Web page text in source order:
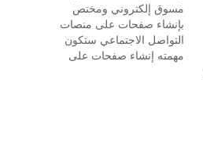
مسوق إلكتروني ومختص
بإنشاء صفحات على منصات
التواصل الاجتماعي ستكون
مهمته إنشاء صفحات على